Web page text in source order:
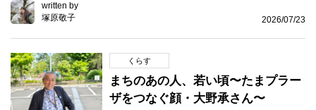
written by
塚原敬子
2026/07/23
くらす
まちのあの人、若い頃〜たまプラー
ザをつなぐ顔・大野承さん〜